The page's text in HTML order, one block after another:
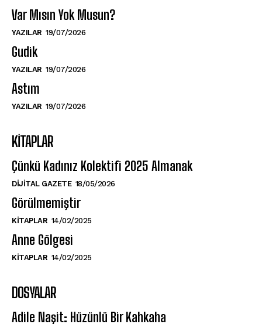
Var Mısın Yok Musun?
YAZILAR 19/07/2026
Gudik
YAZILAR 19/07/2026
Astım
YAZILAR 19/07/2026
KITAPLAR
Çünkü Kadınız Kolektifi 2025 Almanak
DIJITAL GAZETE 18/05/2026
Görülmemiştir
KITAPLAR 14/02/2025
Anne Gölgesi
KITAPLAR 14/02/2025
DOSYALAR
Adile Naşit: Hüzünlü Bir Kahkaha